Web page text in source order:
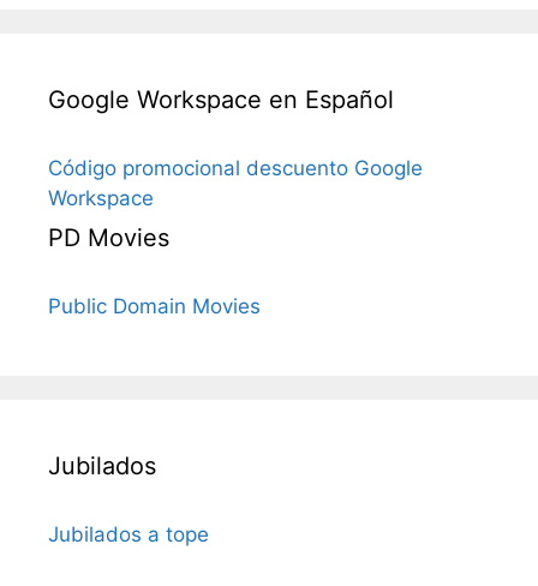
Google Workspace en Español
Código promocional descuento Google
Workspace
PD Movies
Public Domain Movies
Jubilados
Jubilados a tope